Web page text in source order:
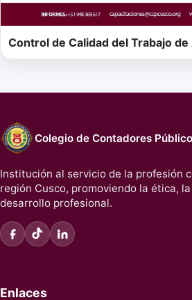
Control de Calidad del Trabajo
Colegio de Contadores
Institución al servicio de la profesión
región Cusco, promoviendo la ética,
desarrollo profesional.
Enlaces